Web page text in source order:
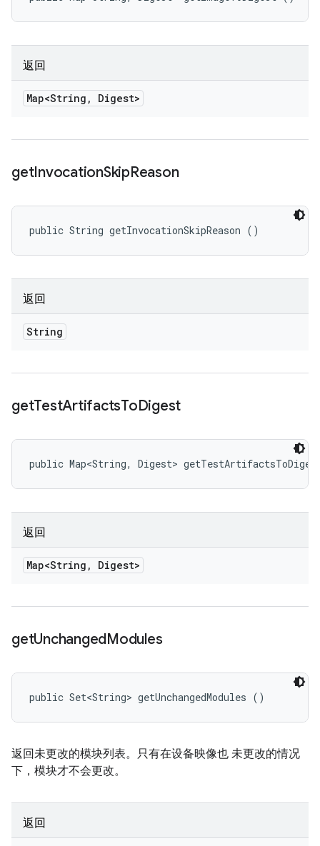
返回
Map<String , Digest>
getInvocationSkipReason
public String getInvocationSkipReason ()
返回
String
getTestArtifactsToDigest
public Map<String, Digest>
返回
Map<String , Digest>
getUnchangedModules
public Set<String> getUnchangedModules ()
返回未更改的模块列表。只有在设备映像也 未更改的情况
下，模块才不会更改。
返回